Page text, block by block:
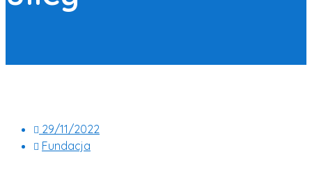
29/11/2022
Fundacja